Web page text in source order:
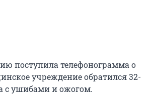
поступила телефонограмма о
учреждение обратился 32-
с ушибами и ожогом.